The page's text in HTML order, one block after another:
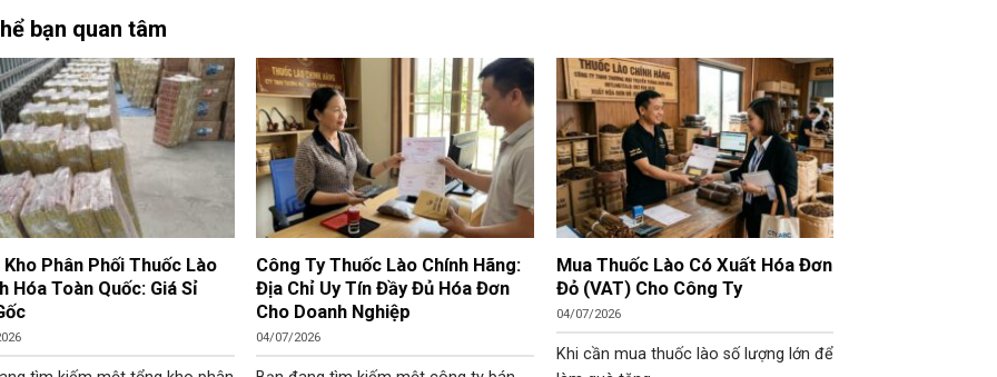
bạn quan tâm
Phân Phối Thuốc Lào
Hóa Toàn Quốc: Giá Sỉ
Công Ty Thuốc Lào Chính Hãng:
Địa Chỉ Uy Tín Đầy Đủ Hóa Đơn
Cho Doanh Nghiệp
04/07/2026
Mua Thuốc Lào Có Xuất Hóa Đơn
Đỏ (VAT) Cho Công Ty
04/07/2026
Khi cần mua thuốc lào số lượng lớn để